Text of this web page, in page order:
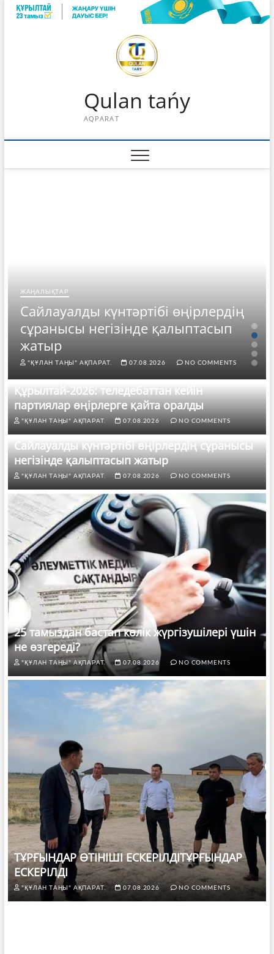
Skip
Qulan tańy
AQPARAT
ЖАҢАЛЫҚТАР
Сайлауалды күнтәртібі өңірлердің
сұранысы негізінде қалыптасып
жатыр
"ҚҰЛАН ТАҢЫ" АҚПАРАТ. 07.08.2026 NO COMMENTS
Құрылтай-2026: теледебаттан кейін
партиялар өңірлерге қайта оралды
"ҚҰЛАН ТАҢЫ" АҚПАРАТ. 07.08.2026 NO COMMENTS
Сайлауалды күнтәртібі өңірлердің сұранысы
негізінде қалыптасып жатыр
"ҚҰЛАН ТАҢЫ" АҚПАРАТ. 07.08.2026 NO COMMENTS
25 тамыздан бастап көлік жүргізушілері үшін
не өзгереді?
"ҚҰЛАН ТАҢЫ" АҚПАРАТ. 07.08.2026 NO COMMENTS
ТҰРҒЫНДАР ӨТІНІШІ ЕСКЕРІЛДІТҰРҒЫНДАР
ЕСКЕРІЛДІ
"ҚҰЛАН ТАҢЫ" АҚПАРАТ. 07.08.2026 NO COMMENTS